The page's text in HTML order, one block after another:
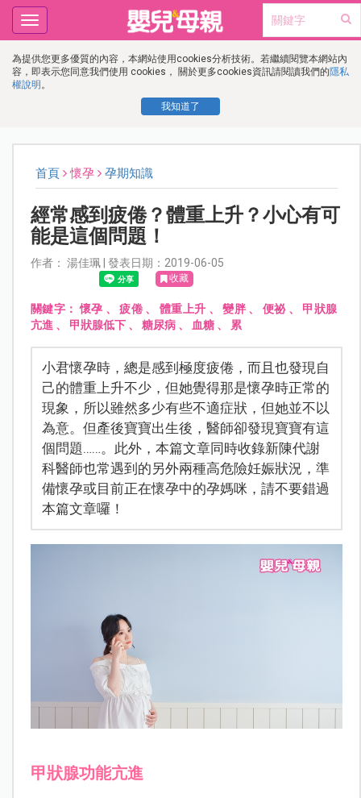
為提供您更多優質的內容，本網站使用cookies分析技術。若繼續閱覽本網站內
容，即表示您同意我們使用 cookies， 關於更多cookies資訊請閱讀我們的隱私
權說明 。
我知道了
Toggle
navigation
首頁 懷孕 孕期知識
經常感到疲倦？體重上升？小心有可
能是這個問題！
作者： 湯佳珮 | 發表日期：2019-06-05
收藏
關鍵字：懷孕 、疲倦、 體重上升 、變胖、 便祕、 甲狀腺
亢進 、 甲狀腺低下、 糖尿病、 血糖、 累
小君懷孕時，總是感到極度疲倦，而且也發現自
己的體重上升不少，但她覺得那是懷孕時正常的
現象，所以雖然多少有些不適症狀，但她並不以
為意。但產後寶寶出生後，醫師卻發現寶寶有這
個問題……。此外，本篇文章同時收錄新陳代謝
科醫師也常遇到的另外兩種高危險妊娠狀況，準
備懷孕或目前正在懷孕中的孕媽咪，請不要錯過
本篇文章囉！
甲狀腺功能亢進